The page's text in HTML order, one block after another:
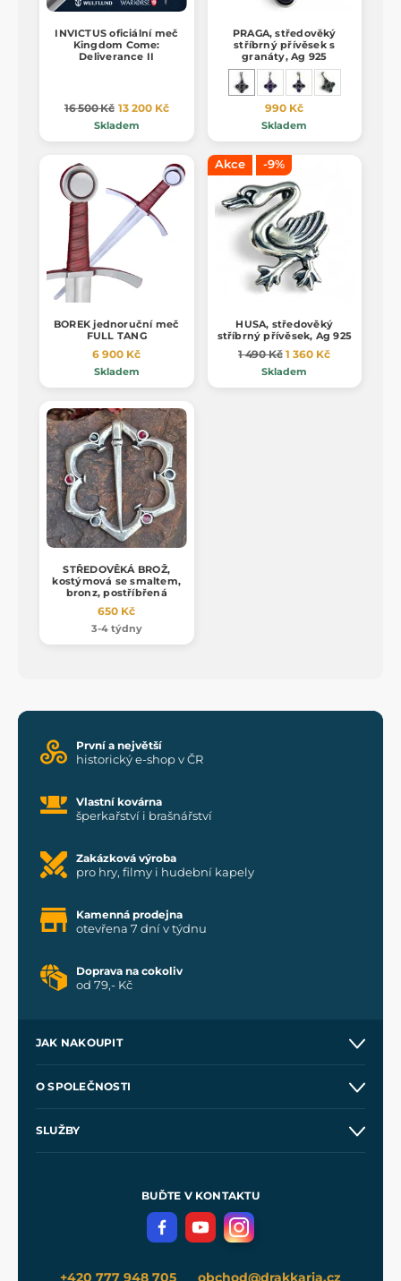
INVICTUS oficiální meč
Kingdom Come:
Deliverance II
16 500 Kč 13 200 Kč
Skladem
PRAGA, středověký
stříbrný přívěsek s
granáty, Ag 925
990 Kč
Skladem
BOREK jednoruční meč
FULL TANG
6 900 Kč
Skladem
Akce -9%
HUSA, středověký
stříbrný přívěsek, Ag 925
1 490 Kč 1 360 Kč
Skladem
STŘEDOVĚKÁ BROŽ,
kostýmová se smaltem,
bronz, postříbřená
650 Kč
3-4 týdny
První a největší
historický e-shop v ČR
Vlastní kovárna
šperkařství i brašnářství
Zakázková výroba
pro hry, filmy i hudební kapely
Kamenná prodejna
otevřena 7 dní v týdnu
Doprava na cokoliv
od 79,- Kč
JAK NAKOUPIT
Velkoobchod
O SPOLEČNOSTI
SLUŽBY
Meče pro Kingdom Come
BUĎTE V KONTAKTU
+420 777 948 705 obchod@drakkaria.cz